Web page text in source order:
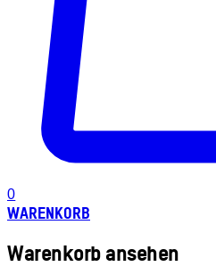
0
WARENKORB
Warenkorb ansehen